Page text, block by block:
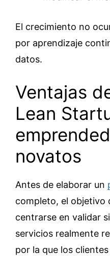
El crecimiento no
por aprendizaje
datos.
Ventajas
Lean
novatos
Antes de elaborar un
completo, el objetivo
centrarse en validar
servicios realmente
por la que los